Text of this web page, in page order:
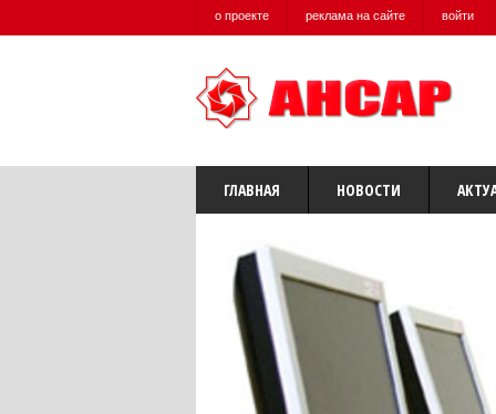
о проекте реклама на сайте войти
ГЛАВНАЯ НОВОСТИ